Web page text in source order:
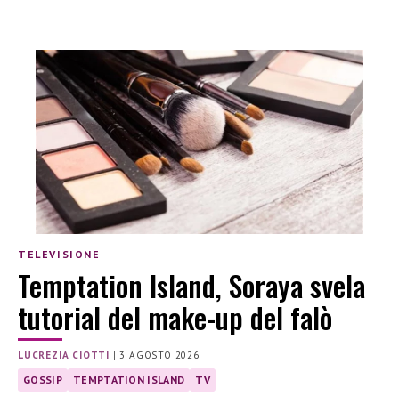
TELEVISIONE
Temptation Island, Soraya svela
tutorial del make-up del falò
LUCREZIA CIOTTI |3 AGOSTO 2026
GOSSIP TEMPTATION ISLAND TV